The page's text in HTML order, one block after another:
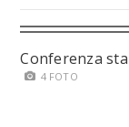
Conferenza
4 FOTO